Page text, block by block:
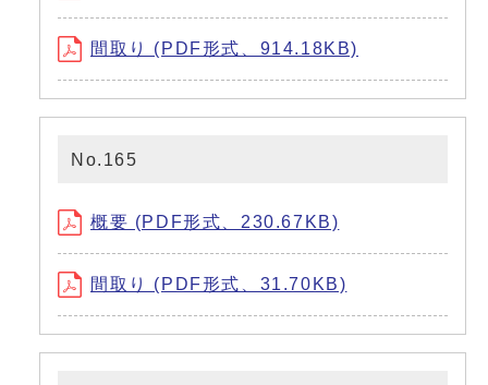
間取り (PDF形式、914.18KB)
No.165
概要 (PDF形式、230.67KB)
間取り (PDF形式、31.70KB)